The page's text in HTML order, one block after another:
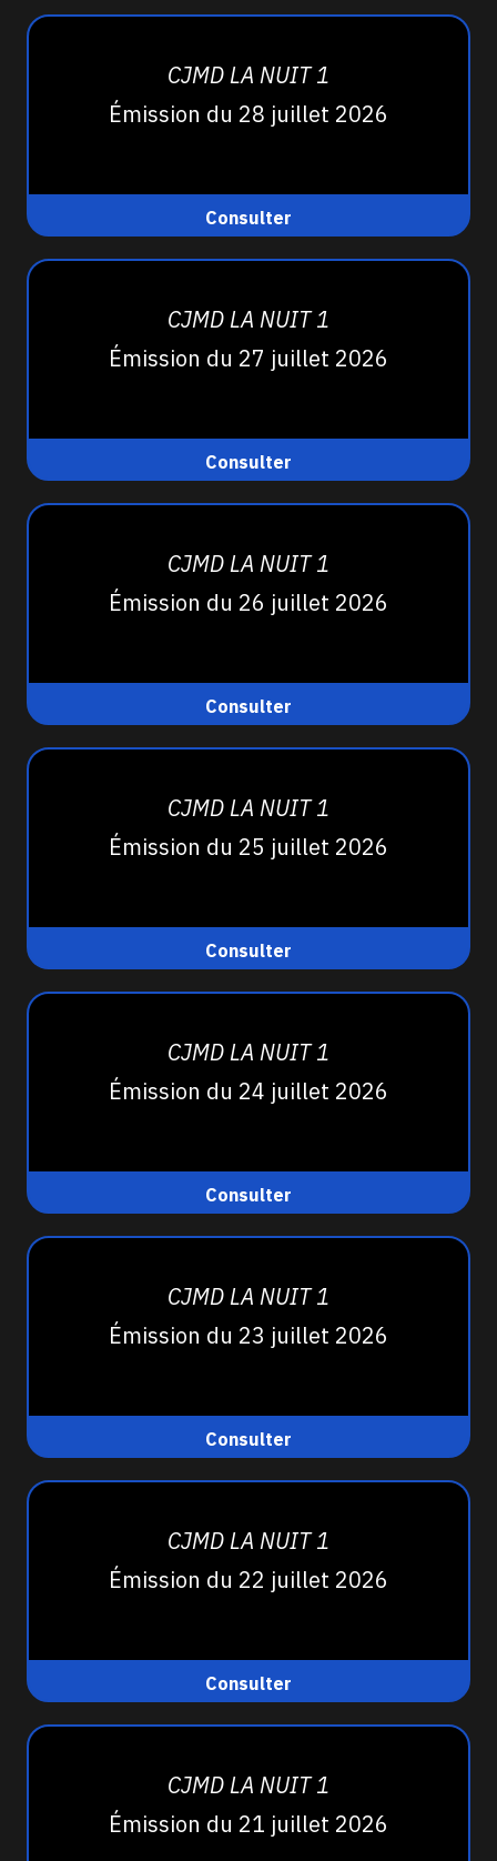
CJMD LA NUIT 1
Émission du 28 juillet 2026
Consulter
CJMD LA NUIT 1
Émission du 27 juillet 2026
Consulter
CJMD LA NUIT 1
Émission du 26 juillet 2026
Consulter
CJMD LA NUIT 1
Émission du 25 juillet 2026
Consulter
CJMD LA NUIT 1
Émission du 24 juillet 2026
Consulter
CJMD LA NUIT 1
Émission du 23 juillet 2026
Consulter
CJMD LA NUIT 1
Émission du 22 juillet 2026
Consulter
CJMD LA NUIT 1
Émission du 21 juillet 2026